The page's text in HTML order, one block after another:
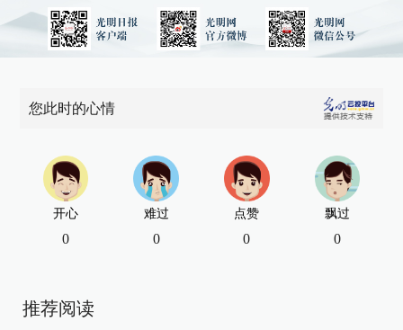
您此时的心情
开心
0
难过
0
点赞
0
飘过
0
推荐阅读